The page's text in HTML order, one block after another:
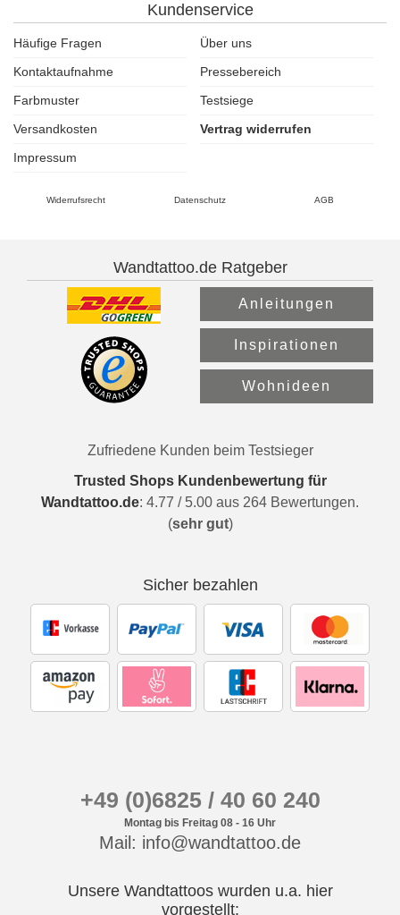
Kundenservice
Häufige Fragen
Über uns
Kontaktaufnahme
Pressebereich
Farbmuster
Testsiege
Versandkosten
Vertrag widerrufen
Impressum
Widerrufsrecht Datenschutz AGB
Wandtattoo.de Ratgeber
Anleitungen
Inspirationen
Wohnideen
Zufriedene Kunden beim Testsieger
Trusted Shops Kundenbewertung für
Wandtattoo.de: 4.77 / 5.00 aus 264 Bewertungen.
(sehr gut)
Sicher bezahlen
+49 (0)6825 / 40 60 240
Montag bis Freitag 08 - 16 Uhr
Mail: info@wandtattoo.de
Unsere Wandtattoos wurden u.a. hier
vorgestellt: